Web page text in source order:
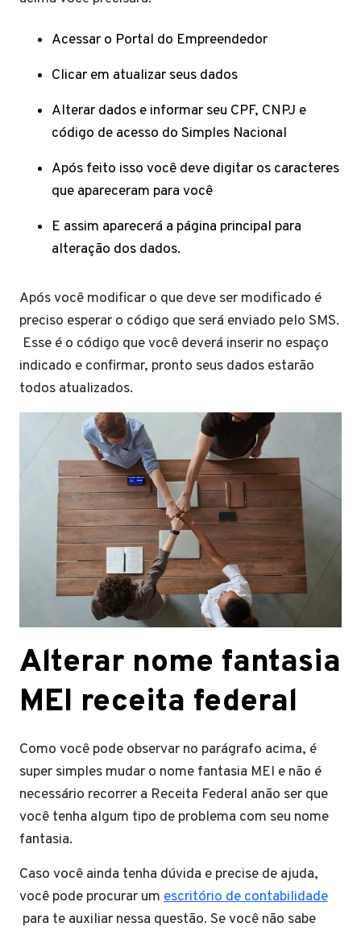
Acessar o Portal do Empreendedor
Clicar em atualizar seus dados
Alterar dados e informar seu CPF, CNPJ e
código de acesso do Simples Nacional
Após feito isso você deve digitar os caracteres
que apareceram para você
E assim aparecerá a página principal para
alteração dos dados.
Após você modificar o que deve ser modificado é
preciso esperar o código que será enviado pelo SMS.
Esse é o código que você deverá inserir no espaço
indicado e confirmar, pronto seus dados estarão
todos atualizados.
Alterar nome fantasia
MEI receita federal
Como você pode observar no parágrafo acima, é
super simples mudar o nome fantasia MEI e não é
necessário recorrer a Receita Federal anão ser que
você tenha algum tipo de problema com seu nome
fantasia.
Caso você ainda tenha dúvida e precise de ajuda,
você pode procurar um escritório de contabilidade
para te auxiliar nessa questão. Se você não sabe